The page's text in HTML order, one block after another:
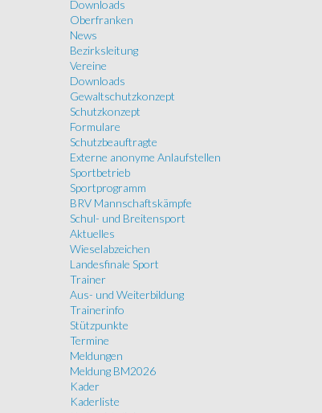
Downloads
Oberfranken
News
Bezirksleitung
Vereine
Downloads
Gewaltschutzkonzept
Schutzkonzept
Formulare
Schutzbeauftragte
Externe anonyme Anlaufstellen
Sportbetrieb
Sportprogramm
BRV Mannschaftskämpfe
Schul- und Breitensport
Aktuelles
Wieselabzeichen
Landesfinale Sport
Trainer
Aus- und Weiterbildung
Trainerinfo
Stützpunkte
Termine
Meldungen
Meldung BM2026
Kader
Kaderliste